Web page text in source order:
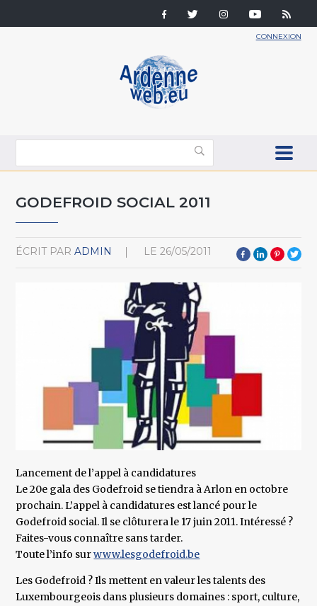
CONNEXION
GODEFROID SOCIAL 2011
ÉCRIT PAR ADMIN LE 26/05/2011
Lancement de l’appel à candidatures
Le 20e gala des Godefroid se tiendra à Arlon en octobre
prochain. L’appel à candidatures est lancé pour le
Godefroid social. Il se clôturera le 17 juin 2011. Intéressé ?
Faites-vous connaître sans tarder.
Toute l’info surwww.lesgodefroid.be
Les Godefroid ? Ils mettent en valeur les talents des
Luxembourgeois dans plusieurs domaines : sport, culture,